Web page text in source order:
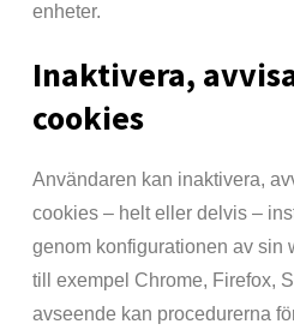
enheter.
Inaktivera,
cookies
Användaren kan inaktivera,
cookies – helt eller delvis –
genom konfigurationen av sin
till exempel Chrome, Firefox,
avseende kan procedurerna